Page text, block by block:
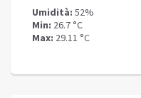
Umidità: 52%
Min: 26.7 °C
Max: 29.11 °C